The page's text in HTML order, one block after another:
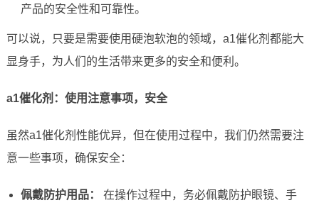
产品的安全性和可靠性。
可以说，只要是需要使用硬泡软泡的领域，a1催化剂都能大
显身手，为人们的生活带来更多的安全和便利。
a1催化剂：使用注意事项，安全
虽然a1催化剂性能优异，但在使用过程中，我们仍然需要注
意一些事项，确保安全：
佩戴防护用品：
在操作过程中，务必佩戴防护眼镜、手